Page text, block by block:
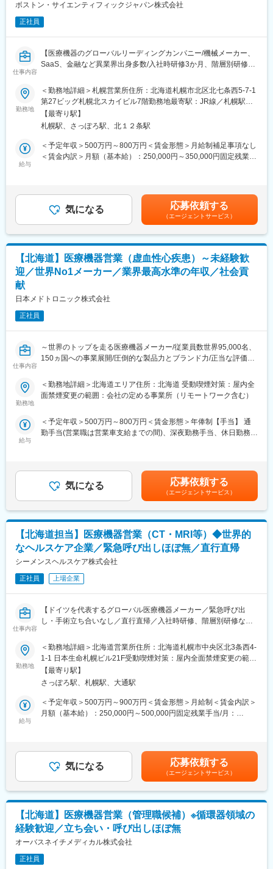
ざいます。
例）GROWプログラム：短期間にて他部署の業務体験が可能／社
変更の範囲：会社の定める業務
※入社後半年間は公共交通機関を利用、それ以降は車営業が可能と
■ポジションの魅力
◎裁量と効率を重視したワークスタイル
動ができます。
◎緊急呼び出しはほぼなし
早朝や夜間の対応は、ほとんど発生しません。
◎横の繋がり
直行直帰だからといって、他営業社員との関わりが希薄なわけで
他、全社員MTGが年に2回実施され、他エリア営業担当やバック
オフィス社員とも交流する機会があります。
入社後研修では座学やOJT、ロープレ等も実施。安心して営業活
動を開始していただける環境を整えています。
（研修期間/内容はご経験に合わせて決定します。例）2週間の本
社座学研修→2週間の配属先OJT→ご自身の施設を担当）
ボストン・サイエンティフィックジャパン株式会社
正社員
仕事内容
【医療機器のグローバルリーディングカンパニー/機械メーカー、
SaaS、金融など異業界出身多数/入社時研修3か月、階層別研修な
ヵ国に展開/取り扱い製品の75％以上がTOP3以内のマーケットシ
ェアを獲得／新製品の拡大に向けた増員採用】
★自分の提案が治療の選択肢を広げ、患者さんの支えにつながる
社会貢献性の高い仕事です！
★世界的に高い評価を受ける製品群を扱い、取扱製品の75％以上
が市場TOP3のシェアのため提案しやすい環境です！
■職務内容：
医師や医療従事者に対して、前立腺がんの治療に使用される医療
・最新の医療関連情報の提供、サポート（勉強・セミナーの主催
など）
・販売代理店へのサポート（製品情報の提供、勉強会の主催な
・各種学会への参加
ィングに近い営業スタイルです。
「SpaceOAR」という前立腺がん治療で行われる放射線治療の副
作用を軽減するための医療機器です。日本国内では90％以上のマ
長期で関係構築を築いていくスタイルです。
■働き方：
すので、日帰り出張で対応することも可能です。
■研修・教育制度：
レーナーからのインプットなど業界知識や製品知識を学ぶ機会は
非常に豊富ですので業界未経験であってもご安心ください。
勤務地
＜勤務地詳細＞札幌営業所住所：北海道札幌市北区北七条西5-7-1
第27ビッグ札幌北スカイビル7階勤務地最寄駅：JR線／札幌駅受
動喫煙対策：屋内全面禁煙変更の範囲：会社の定める事業所
【最寄り駅】
札幌駅、さっぽろ駅、北１２条駅
給与
＜予定年収＞500万円～800万円＜賃金形態＞月給制補足事項なし
＜賃金内訳＞月額（基本給）：250,000円～350,000円固定残業手
＞※上記は、セールスインセンティブのターゲット金額を含めた理
論年収となります。セールスインセンティブは個人業績により算
定されます。※具体的な年収金額については能力・経験等を考慮し
て決定・提示いたします。※別途、勤務状況に応じた手当がありま
す。賃金はあくまでも目安の金額であり、選考を通じて上下する
可能性があります。月給(月額)は固定手当を含めた表記です。
気になる 応募依頼する
（エージェントサービス）
【北海道】医療機器営業（虚血性心疾患）～未経験歓
迎／世界No1メーカー／業界最高水準の年収／社会貢
献
日本メドトロニック株式会社
正社員
仕事内容
～世界のトップを走る医療機器メーカー/従業員数世界95,000名、
150ヵ国への事業展開/圧倒的な製品力とブランド力/正当な評価体
いう社会貢献度～
て最前線で業界をリードしています。
当社は1949年の設立以来、医療技術の革新を続け、電池式体外型
高い仕事に携わりたい方におすすめです。
■組織体制：Coronary & Renal Denervation
主に循環器内科における心臓カテーテル関連製品を取り扱ってい
る部署です。低侵襲（身体に負担の少ない）治療ができることが
特徴です。
・主要製品URL：「心臓・血管」カテゴリ内の「バスキュラー製
https://www.medtronic.com/jp-ja/healthcare-
professionals/products.html
社員の努力と成果を正当に評価するインセンティブ制度が充実し
ています。
■業務概要：
医療機器の営業職として、医師や販売代理店と連携し、最適な治
療方法の提案を行います。新製品の特徴や効果を説明し、データ
分析を駆使して戦略的にアプローチします。また、手術に立ち会
い、技術的なサポートも担当し、患者様の健康に貢献します。
・手術立ち会い／技術サポート
・データ分析に基づく戦略的アプローチ
入社後、約1年をかけて1人前になれる研修・OJT制度を完備。座
学研修と先輩社員との同行で、着実に力をつけることができま
す。戦略的な営業活動を通じて、医師との折衝やデータ分析のス
キルも磨かれます。
変更の範囲：会社の定める業務
勤務地
＜勤務地詳細＞北海道エリア住所：北海道 受動喫煙対策：屋内全
面禁煙変更の範囲：会社の定める事業所（リモートワーク含む）
給与
＜予定年収＞500万円～800万円＜賃金形態＞年俸制【手当】 通
勤手当(営業職は営業車支給までの間)、深夜勤務手当、休日勤務手
年目の場合固定年収 500万円 インセンティブ 380万円35歳、
入社8年目の場合固定年収 600万円 インセンティブ 400万円
賃金はあくまでも目安の金額であり、選考を通じて上下する可能
性があります。月給(月額)は固定手当を含めた表記です。
気になる 応募依頼する
（エージェントサービス）
【北海道担当】医療機器営業（CT・MRI等）◆世界的
なヘルスケア企業／緊急呼び出しほぼ無／直行直帰
シーメンスヘルスケア株式会社
正社員 上場企業
仕事内容
【ドイツを代表するグローバル医療機器メーカー／緊急呼び出
し・手術立ち合いなし／直行直帰／入社時研修、階層別研修など
働きがい認定企業」受賞】
■仕事詳細
当社の医療機器全般を取り扱う営業担当として、各エリアの大病
院に対してシーメンス社製の大型医療機器を納入すべく、営業活
動していただきます。
・CT、MRI、X線撮影装置、超音波画像診断装置等の製品の販売
ョン提案
※製品毎に技術営業の方が社内にいるため、専門性が高い分野の営
顧客の導入・購入形態に関して多岐にわたる提案を求められるた
め、戦略的な思考で提案型の営業活動を行い、シェア拡大がミッ
ションとなります。
高品質かつ、医療従事者様や患者様にとって使い勝手の良い製品
開発をしています。その為、価格勝負ではなく品質をご評価いた
だいて決済に至ることが多く、顧客との関係構築や提案スキルが
勤務地
＜勤務地詳細＞北海道営業所住所：北海道札幌市中央区北3条西4-
1-1 日本生命札幌ビル21F受動喫煙対策：屋内全面禁煙変更の範
囲：会社の定める事業所（リモートワーク含む）
【最寄り駅】
さっぽろ駅、札幌駅、大通駅
給与
＜予定年収＞500万円～900万円＜賃金形態＞月給制＜賃金内訳＞
月額（基本給）：250,000円～500,000円固定残業手当/月：
給与詳細は経験・能力・前職給与等を踏まえて決定致します。■昇
給：年1回（10月）■賞与：年2回（6月・12月）賃金はあくまでも
目安の金額であり、選考を通じて上下する可能性があります。月
給(月額)は固定手当を含めた表記です。
気になる 応募依頼する
（エージェントサービス）
【北海道】医療機器営業（管理職候補）※循環器領域の
経験歓迎／立ち会い・呼び出しほぼ無
オーバスネイチメディカル株式会社
正社員